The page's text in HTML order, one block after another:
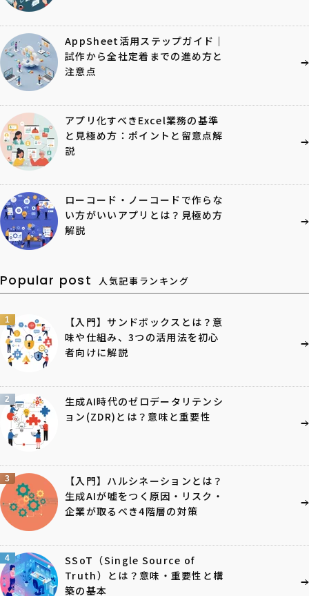
AppSheet活用ステップガイド｜
試作から全社定着までの進め方と
注意点
アプリ化すべきExcel業務の基準
と見極め方：ポイントと留意点解
説
ローコード・ノーコードで作らな
い方がいいアプリとは？見極め方
解説
Popular post 人気記事ランキング
1
【入門】サンドボックスとは？意
味や仕組み、3つの活用法を初心
者向けに解説
2
生成AI時代のゼロデータリテンシ
ョン(ZDR)とは？意味と重要性
3
【入門】ハルシネーションとは？
生成AIが嘘をつく原因・リスク・
企業が取るべき4階層の対策
4
SSoT（Single Source of
Truth）とは？意味・重要性と構
築の基本